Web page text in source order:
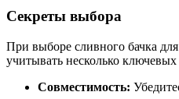
Секреты выбора
При выборе сливного бачка
учитывать несколько
Совместимость: